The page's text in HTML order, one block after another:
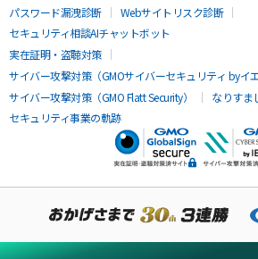
パスワード漏洩診断
Webサイトリスク診断
セキュリティ相談AIチャットボット
実在証明・盗聴対策
サイバー攻撃対策（GMOサイバーセキュリティ byイエ
サイバー攻撃対策（GMO Flatt Security）
なりすま
セキュリティ事業の軌跡